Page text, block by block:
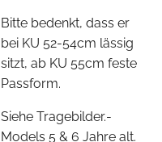
Bitte bedenkt, dass er
bei KU 52-54cm lässig
sitzt, ab KU 55cm feste
Passform.
Siehe Tragebilder.-
Models 5 & 6 Jahre alt.